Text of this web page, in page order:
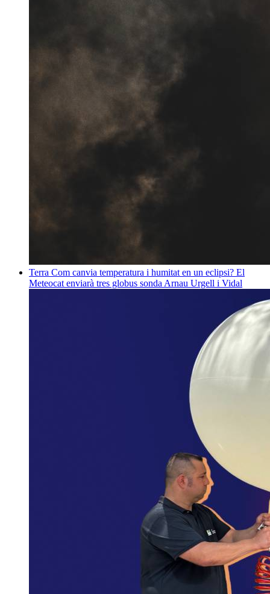
Terra Com canvia temperatura i humitat en un eclipsi? El
Meteocat enviarà tres globus sonda Arnau Urgell i Vidal